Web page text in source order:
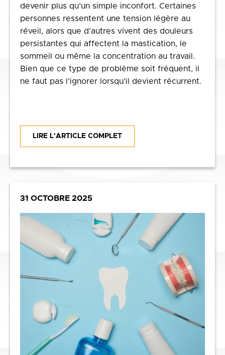
devenir plus qu’un simple inconfort. Certaines
personnes ressentent une tension légère au
réveil, alors que d’autres vivent des douleurs
persistantes qui affectent la mastication, le
sommeil ou même la concentration au travail.
Bien que ce type de problème soit fréquent, il
ne faut pas l’ignorer lorsqu’il devient récurrent.
LIRE L'ARTICLE COMPLET
31 OCTOBRE 2025